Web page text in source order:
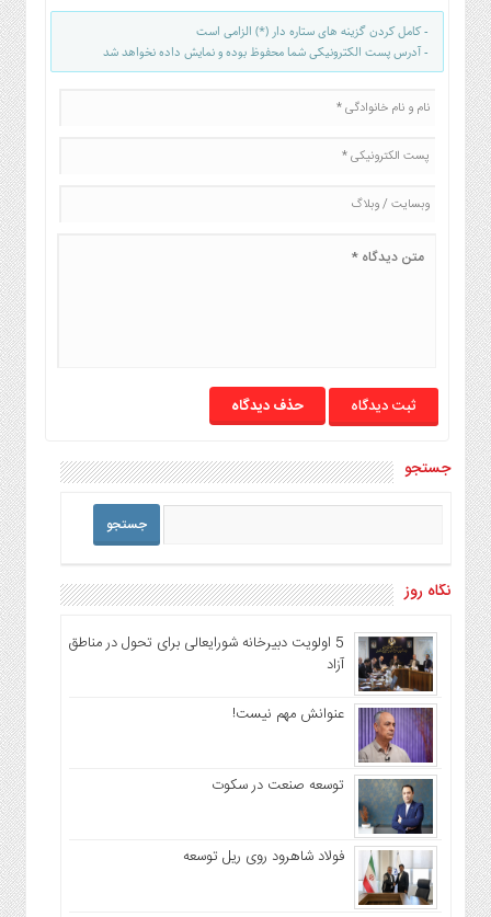
و
صنایع
غذایی
سیاسی
و
بین
الملل
روز
- کامل کردن گزینه های ستاره دار (*) الزامی است
- آدرس پست الکترونیکی شما محفوظ بوده و نمایش داده نخواهد شد
حذف دیدگاه
جستجو
نگاه روز
5 اولویت دبیرخانه شورایعالی برای تحول در مناطق
آزاد
عنوانش مهم نیست!
توسعه صنعت در سکوت
فولاد شاهرود روی ریل توسعه